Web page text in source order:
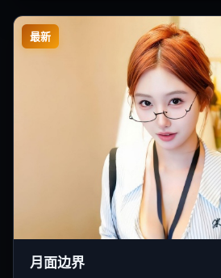
最新
月面边界